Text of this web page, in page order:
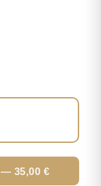
— 35,00 €